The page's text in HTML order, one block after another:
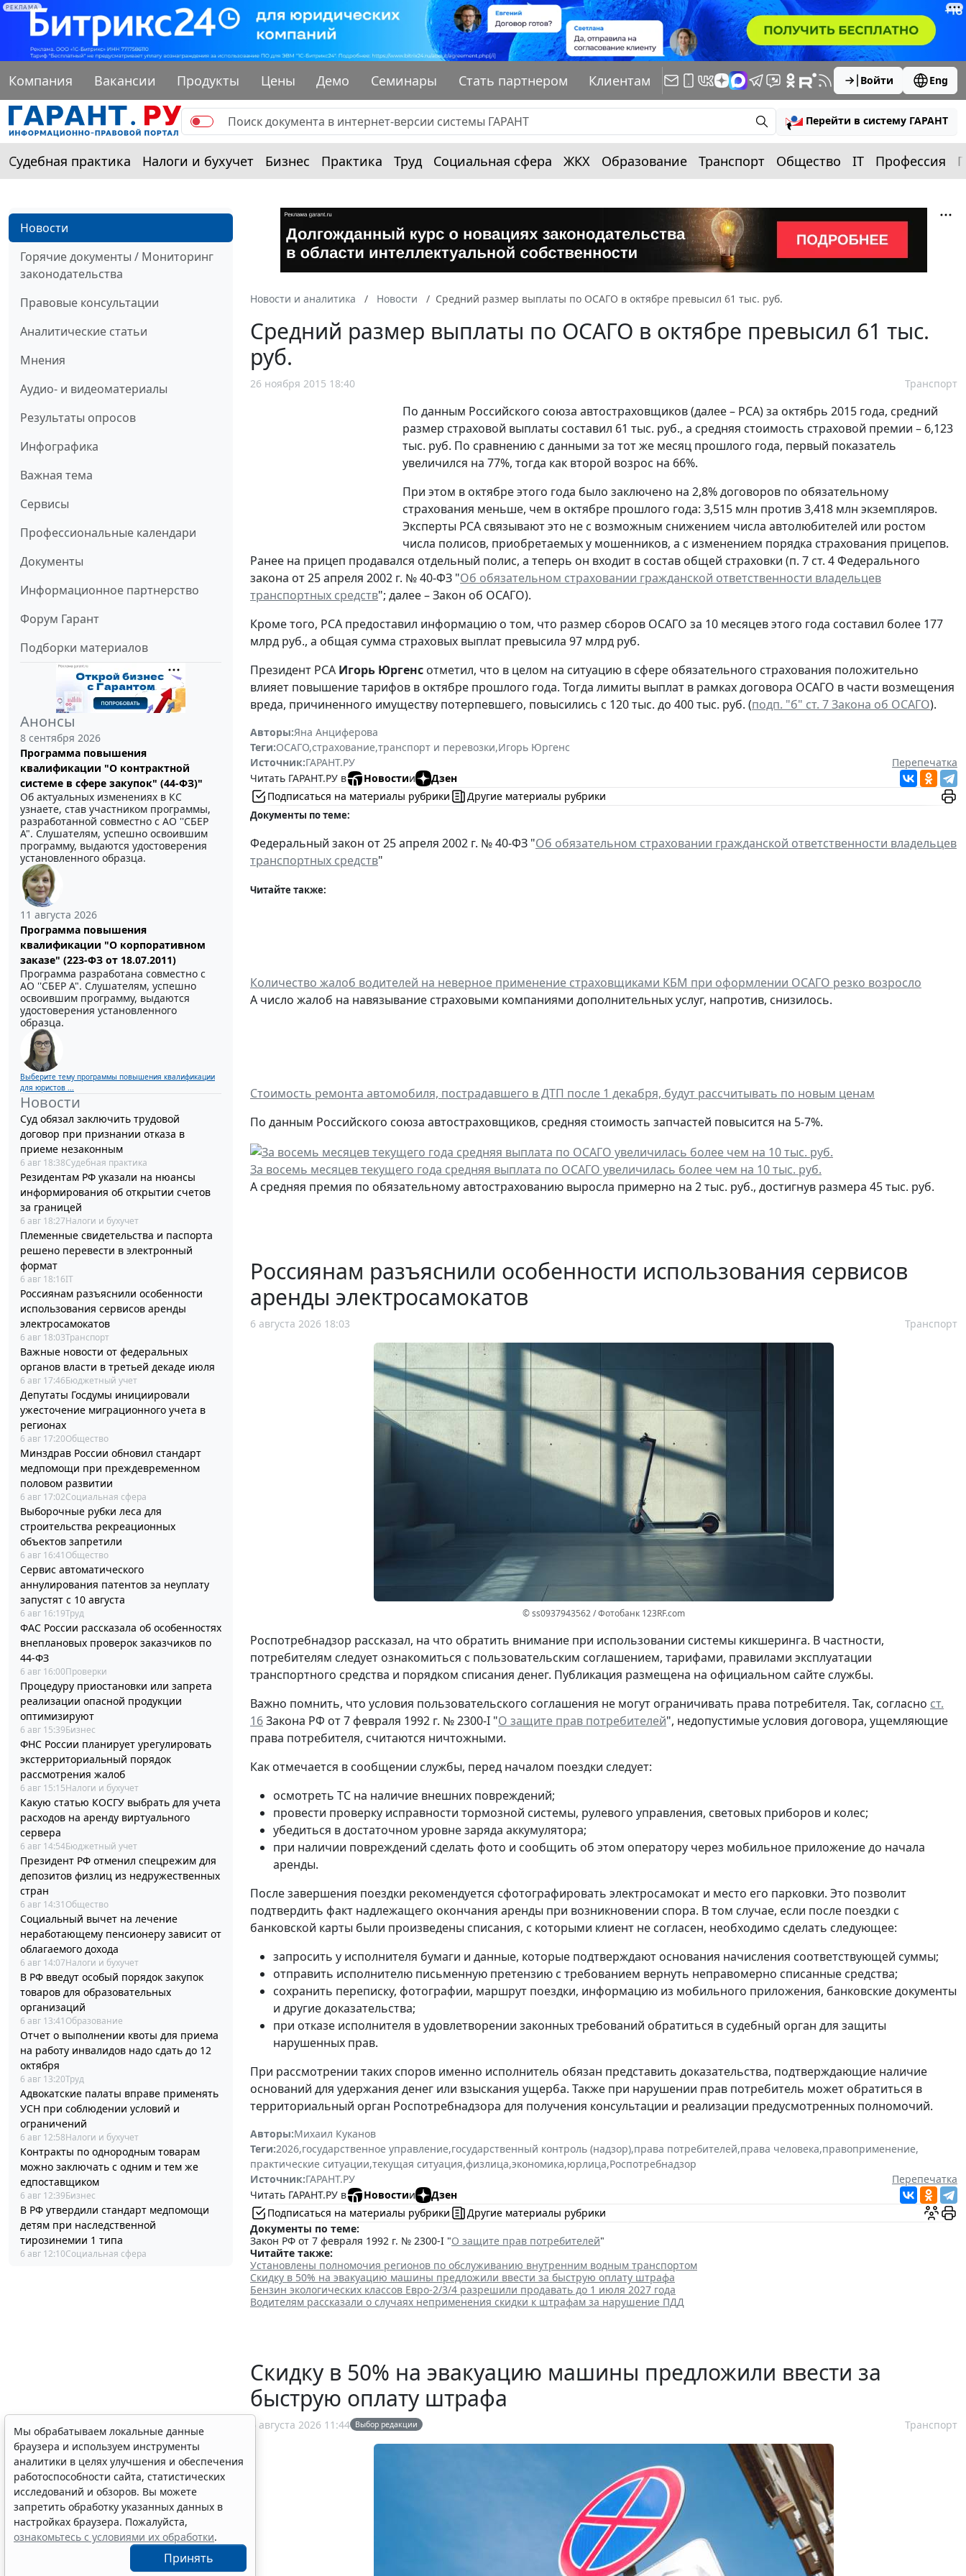
РЕКЛАМА
Компания Вакансии Продукты Цены Демо Семинары Стать партнером Клиентам Войти Eng
Перейти в систему ГАРАНТ
Судебная практика Налоги и бухучет Бизнес Практика Труд Социальная сфера ЖКХ Образование Транспорт Общество IT Профессия
Новости
Горячие документы / Мониторинг
законодательства
Правовые консультации
Аналитические статьи
Мнения
Аудио- и видеоматериалы
Результаты опросов
Инфографика
Важная тема
Сервисы
Профессиональные календари
Документы
Информационное партнерство
Форум Гарант
Подборки материалов
Анонсы
8 сентября 2026
Программа повышения
квалификации "О контрактной
системе в сфере закупок" (44-ФЗ)"
Об актуальных изменениях в КС
узнаете, став участником программы,
разработанной совместно с АО ''СБЕР
А". Слушателям, успешно освоившим
программу, выдаются удостоверения
установленного образца.
11 августа 2026
Программа повышения
квалификации "О корпоративном
заказе" (223-ФЗ от 18.07.2011)
Программа разработана совместно с
АО ''СБЕР А". Слушателям, успешно
освоившим программу, выдаются
удостоверения установленного
образца.
Выберите тему программы повышения квалификации
для юристов ...
Новости
Суд обязал заключить трудовой
договор при признании отказа в
приеме незаконным
6 авг 18:38Судебная практика
Резидентам РФ указали на нюансы
информирования об открытии счетов
за границей
6 авг 18:27Налоги и бухучет
Племенные свидетельства и паспорта
решено перевести в электронный
формат
6 авг 18:16IT
Россиянам разъяснили особенности
использования сервисов аренды
электросамокатов
6 авг 18:03Транспорт
Важные новости от федеральных
органов власти в третьей декаде июля
6 авг 17:46Бюджетный учет
Депутаты Госдумы инициировали
ужесточение миграционного учета в
регионах
6 авг 17:20Общество
Минздрав России обновил стандарт
медпомощи при преждевременном
половом развитии
6 авг 17:02Социальная сфера
Выборочные рубки леса для
строительства рекреационных
объектов запретили
6 авг 16:41 Общество
Сервис автоматического
аннулирования патентов за неуплату
запустят с 10 августа
6 авг 16:19Труд
ФАС России рассказала об особенностях
внеплановых проверок заказчиков по
44-ФЗ
6 авг 16:00Проверки
Процедуру приостановки или запрета
реализации опасной продукции
оптимизируют
6 авг 15:39Бизнес
ФНС России планирует урегулировать
экстерриториальный порядок
рассмотрения жалоб
6 авг 15:15Налоги и бухучет
Какую статью КОСГУ выбрать для учета
расходов на аренду виртуального
сервера
6 авг 14:54Бюджетный учет
Президент РФ отменил спецрежим для
депозитов физлиц из недружественных
стран
6 авг 14:31 Общество
Социальный вычет на лечение
неработающему пенсионеру зависит от
облагаемого дохода
6 авг 14:07Налоги и бухучет
В РФ введут особый порядок закупок
товаров для образовательных
организаций
6 авг 13:41 Образование
Отчет о выполнении квоты для приема
на работу инвалидов надо сдать до 12
октября
6 авг 13:20Труд
Адвокатские палаты вправе применять
УСН при соблюдении условий и
ограничений
6 авг 12:58Налоги и бухучет
Контракты по однородным товарам
можно заключать с одним и тем же
едпоставщиком
6 авг 12:39Бизнес
В РФ утвердили стандарт медпомощи
детям при наследственной
тирозинемии 1 типа
6 авг 12:10Социальная сфера
Новости и аналитика Новости Средний размер выплаты по ОСАГО в октябре превысил 61 тыс. руб.
Средний размер выплаты по ОСАГО в октябре превысил 61 тыс.
руб.
26 ноября 2015 18:40 Транспорт
По данным Российского союза автостраховщиков (далее – РСА) за октябрь 2015 года, средний
размер страховой выплаты составил 61 тыс. руб., а средняя стоимость страховой премии – 6,123
тыс. руб. По сравнению с данными за тот же месяц прошлого года, первый показатель
увеличился на 77%, тогда как второй возрос на 66%.
При этом в октябре этого года было заключено на 2,8% договоров по обязательному
страхования меньше, чем в октябре прошлого года: 3,515 млн против 3,418 млн экземпляров.
Эксперты РСА связывают это не с возможным снижением числа автолюбителей или ростом
числа полисов, приобретаемых у мошенников, а с изменением порядка страхования прицепов.
Ранее на прицеп продавался отдельный полис, а теперь он входит в состав общей страховки (п. 7 ст. 4 Федерального
закона от 25 апреля 2002 г. № 40-ФЗ "Об обязательном страховании гражданской ответственности владельцев
транспортных средств"; далее – Закон об ОСАГО).
Кроме того, РСА предоставил информацию о том, что размер сборов ОСАГО за 10 месяцев этого года составил более 177
млрд руб., а общая сумма страховых выплат превысила 97 млрд руб.
Президент РСА Игорь Юргенс отметил, что в целом на ситуацию в сфере обязательного страхования положительно
влияет повышение тарифов в октябре прошлого года. Тогда лимиты выплат в рамках договора ОСАГО в части возмещения
вреда, причиненного имуществу потерпевшего, повысились с 120 тыс. до 400 тыс. руб. (подп. "б" ст. 7 Закона об ОСАГО).
Авторы:Яна Анциферова
Теги:ОСАГО,страхование,транспорт и перевозки,Игорь Юргенс
Источник:ГАРАНТ.РУ
Перепечатка
Читать ГАРАНТ.РУ в
Новостии
Дзен
Подписаться на материалы рубрики
Другие материалы рубрики
Документы по теме:
Федеральный закон от 25 апреля 2002 г. № 40-ФЗ "Об обязательном страховании гражданской ответственности владельцев
транспортных средств"
Читайте также:
Количество жалоб водителей на неверное применение страховщиками КБМ при оформлении ОСАГО резко возросло
А число жалоб на навязывание страховыми компаниями дополнительных услуг, напротив, снизилось.
Стоимость ремонта автомобиля, пострадавшего в ДТП после 1 декабря, будут рассчитывать по новым ценам
По данным Российского союза автостраховщиков, средняя стоимость запчастей повысится на 5-7%.
За восемь месяцев текущего года средняя выплата по ОСАГО увеличилась более чем на 10 тыс. руб.
А средняя премия по обязательному автострахованию выросла примерно на 2 тыс. руб., достигнув размера 45 тыс. руб.
Россиянам разъяснили особенности использования сервисов
аренды электросамокатов
6 августа 2026 18:03 Транспорт
© ss0937943562 / Фотобанк 123RF.com
Роспотребнадзор рассказал, на что обратить внимание при использовании системы кикшеринга. В частности,
потребителям следует ознакомиться с пользовательским соглашением, тарифами, правилами эксплуатации
транспортного средства и порядком списания денег. Публикация размещена на официальном сайте службы.
Важно помнить, что условия пользовательского соглашения не могут ограничивать права потребителя. Так, согласно ст.
16Закона РФ от 7 февраля 1992 г. № 2300-I "О защите прав потребителей", недопустимые условия договора, ущемляющие
права потребителя, считаются ничтожными.
Как отмечается в сообщении службы, перед началом поездки следует:
осмотреть ТС на наличие внешних повреждений;
провести проверку исправности тормозной системы, рулевого управления, световых приборов и колес;
убедиться в достаточном уровне заряда аккумулятора;
при наличии повреждений сделать фото и сообщить об этом оператору через мобильное приложение до начала
аренды.
После завершения поездки рекомендуется сфотографировать электросамокат и место его парковки. Это позволит
подтвердить факт надлежащего окончания аренды при возникновении спора. В том случае, если после поездки с
банковской карты были произведены списания, с которыми клиент не согласен, необходимо сделать следующее:
запросить у исполнителя бумаги и данные, которые подтверждают основания начисления соответствующей суммы;
отправить исполнителю письменную претензию с требованием вернуть неправомерно списанные средства;
сохранить переписку, фотографии, маршрут поездки, информацию из мобильного приложения, банковские документы
и другие доказательства;
при отказе исполнителя в удовлетворении законных требований обратиться в судебный орган для защиты
нарушенных прав.
При рассмотрении таких споров именно исполнитель обязан представить доказательства, подтверждающие наличие
оснований для удержания денег или взыскания ущерба. Также при нарушении прав потребитель может обратиться в
территориальный орган Роспотребнадзора для получения консультации и реализации предусмотренных полномочий.
Авторы:Михаил Куканов
Теги:2026,государственное управление,государственный контроль (надзор),права потребителей,права человека,правоприменение,
практические ситуации,текущая ситуация,физлица,экономика,юрлица,Роспотребнадзор
Источник:ГАРАНТ.РУ
Перепечатка
Читать ГАРАНТ.РУ в
Новостии
Дзен
Подписаться на материалы рубрики
Другие материалы рубрики
Документы по теме:
Закон РФ от 7 февраля 1992 г. № 2300-I "О защите прав потребителей"
Читайте также:
Установлены полномочия регионов по обслуживанию внутренним водным транспортом
Скидку в 50% на эвакуацию машины предложили ввести за быструю оплату штрафа
Бензин экологических классов Евро-2/3/4 разрешили продавать до 1 июля 2027 года
Водителям рассказали о случаях неприменения скидки к штрафам за нарушение ПДД
Скидку в 50% на эвакуацию машины предложили ввести за
быструю оплату штрафа
6 августа 2026 11:44 Выбор редакции Транспорт
Мы обрабатываем локальные данные
браузера и используем инструменты
аналитики в целях улучшения и обеспечения
работоспособности сайта, статистических
исследований и обзоров. Вы можете
запретить обработку указанных данных в
настройках браузера. Пожалуйста,
ознакомьтесь с условиями их обработки.
Принять